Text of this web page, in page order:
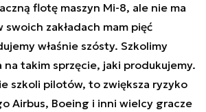
flotę maszyn Mi-8, ale nie ma
swoich zakładach mam pięć
właśnie szósty. Szkolimy
takim sprzęcie, jaki produkujemy.
szkoli pilotów, to zwiększa ryzyko
Airbus, Boeing i inni wielcy gracze